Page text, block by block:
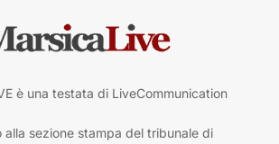
è una testata di LiveCommunication
alla sezione stampa del tribunale di